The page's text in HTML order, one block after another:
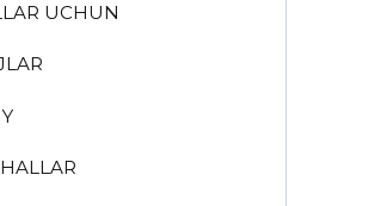
UCHUN